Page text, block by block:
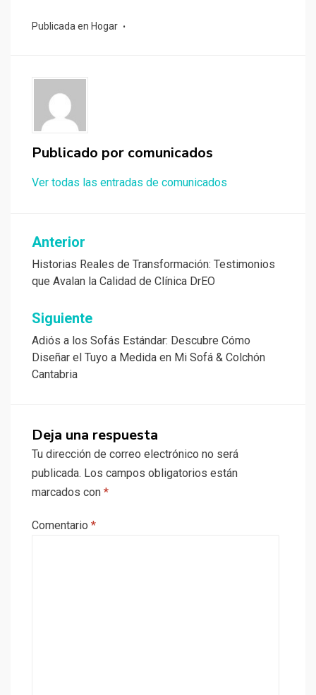
Publicada en Hogar
Publicado por comunicados
Ver todas las entradas de comunicados
Navegación
de
entradas
Anterior
Historias Reales de Transformación: Testimonios
que Avalan la Calidad de Clínica DrEO
Siguiente
Adiós a los Sofás Estándar: Descubre Cómo
Diseñar el Tuyo a Medida en Mi Sofá & Colchón
Cantabria
Deja una respuesta
Tu dirección de correo electrónico no será
publicada. Los campos obligatorios están
marcados con *
Comentario *